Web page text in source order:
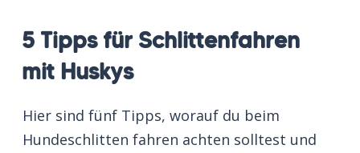
5 Tipps für Schlittenfahren
mit Huskys
Hier sind fünf Tipps, worauf du beim
Hundeschlitten fahren achten solltest und